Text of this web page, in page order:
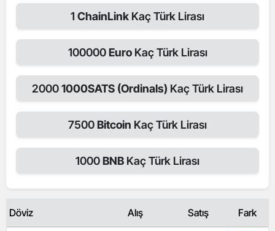
1 ChainLink Kaç Türk Lirası
100000EuroKaç Türk Lirası
20001000SATS (Ordinals) Kaç Türk Lirası
7500Bitcoin Kaç Türk Lirası
1000BNB Kaç Türk Lirası
Döviz Alış Satış Fark